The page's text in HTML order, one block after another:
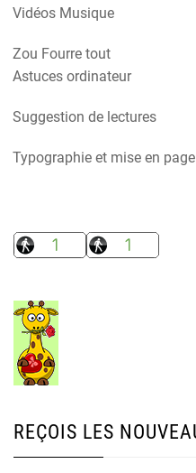
Vidéos Musique
Zou Fourre tout
Astuces ordinateur
Suggestion de lectures
Typographie et mise en page
REÇOIS LES